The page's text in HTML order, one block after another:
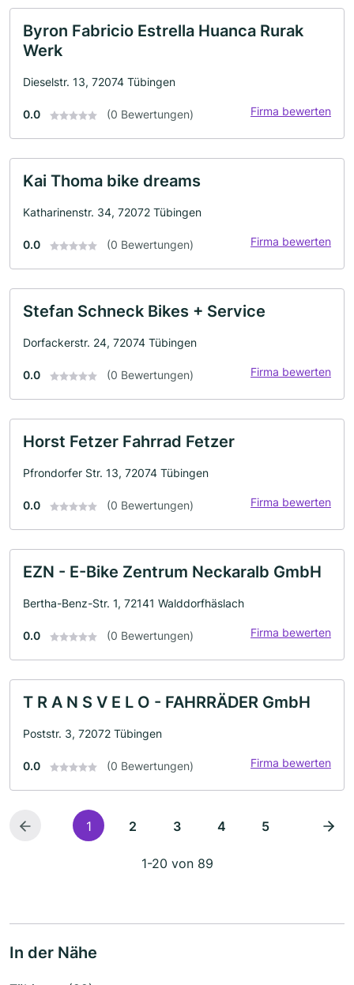
Byron Fabricio Estrella Huanca Rurak
Werk
Dieselstr. 13, 72074 Tübingen
0.0 (0 Bewertungen) Firma bewerten
Kai Thoma bike dreams
Katharinenstr. 34, 72072 Tübingen
0.0 (0 Bewertungen) Firma bewerten
Stefan Schneck Bikes + Service
Dorfackerstr. 24, 72074 Tübingen
0.0 (0 Bewertungen) Firma bewerten
Horst Fetzer Fahrrad Fetzer
Pfrondorfer Str. 13, 72074 Tübingen
0.0 (0 Bewertungen) Firma bewerten
EZN - E-Bike Zentrum Neckaralb GmbH
Bertha-Benz-Str. 1, 72141 Walddorfhäslach
0.0 (0 Bewertungen) Firma bewerten
T R A N S V E L O - FAHRRÄDER GmbH
Poststr. 3, 72072 Tübingen
0.0 (0 Bewertungen) Firma bewerten
1 2 3 4 5
1-20 von 89
In der Nähe